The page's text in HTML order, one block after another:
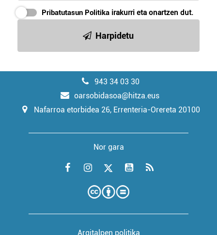
Pribatutasun Politika irakurri eta onartzen dut.
Harpidetu
943 34 03 30
oarsobidasoa@hitza.eus
Nafarroa etorbidea 26, Errenteria-Orereta 20100
Nor gara
Argitalpen politika